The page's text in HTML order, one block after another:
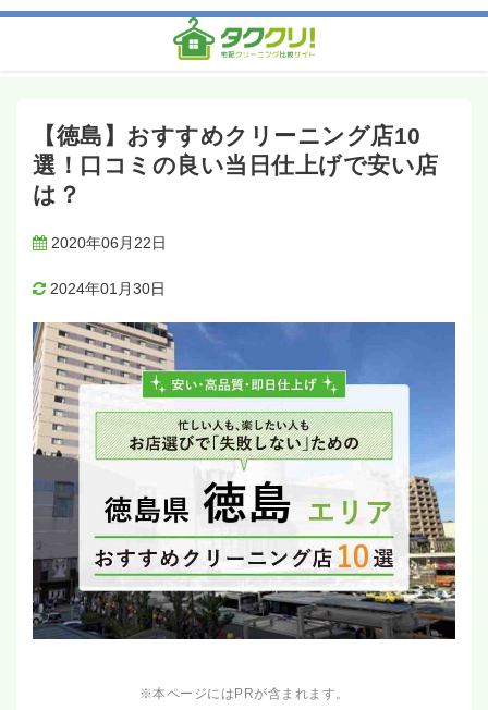
【徳島】おすすめクリーニング店10
選！口コミの良い当日仕上げで安い店
は？
2020年06月22日
2024年01月30日
※本ページにはPRが含まれます。